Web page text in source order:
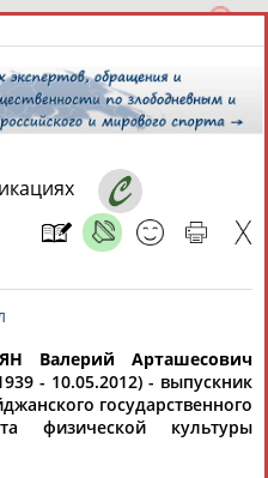
2026 года,
Расширенный поиск
Футбол
Валерий Арташесович
- 10.05.2012) - выпускник
государственного
физической культуры